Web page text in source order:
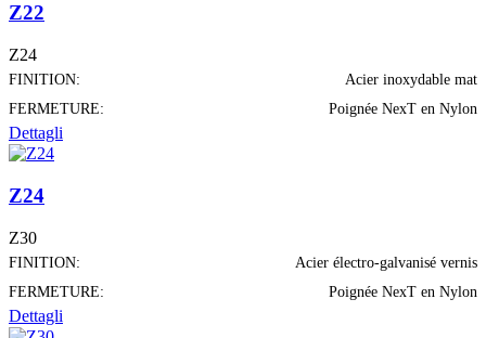
Z22
Z24
FINITION:
Acier inoxydable mat
FERMETURE:
Poignée NexT en Nylon
Dettagli
Z24
Z30
FINITION:
Acier électro-galvanisé vernis
FERMETURE:
Poignée NexT en Nylon
Dettagli